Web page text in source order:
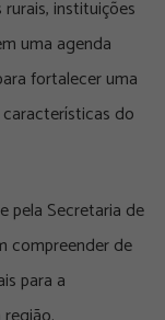
instituições
uma agenda
fortalecer uma
do
e pela Secretaria de
compreender de
para a